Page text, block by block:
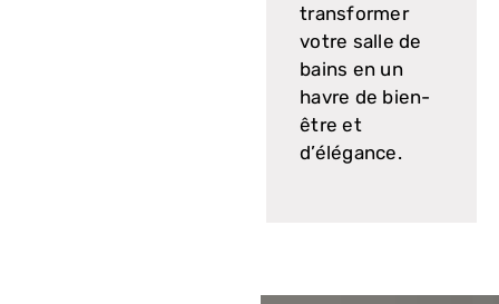
transformer
votre salle de
bains en un
havre de bien-
être et
d’élégance.